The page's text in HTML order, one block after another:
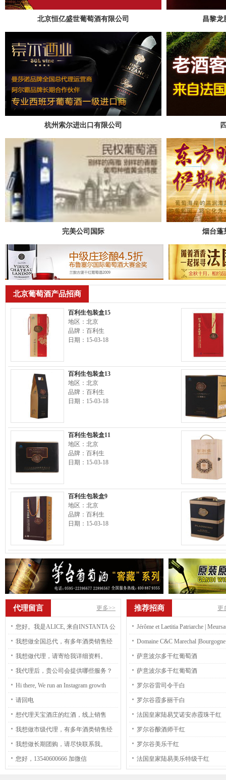
北京恒亿盛世葡萄酒有限公司 昌黎龙
杭州索尔进出口有限公司
完美公司国际 烟台蓬
北京葡萄酒产品招商
百利生包装盒15
地区：北京
品牌：百利生
日期：15-03-18
百利生包装盒13
地区：北京
品牌：百利生
日期：15-03-18
百利生包装盒11
地区：北京
品牌：百利生
日期：15-03-18
百利生包装盒9
地区：北京
品牌：百利生
日期：15-03-18
代理留言 更多>>
您好。我是ALICE, 来自INSTANTA 公
司 我们 公司是越南速溶咖啡工厂，现
在我们主要是帮助客户代加工客户的
私有品牌（OEM），比如是冻干咖
啡，速溶咖啡，三合一咖啡。。。 就
是客户想要什么样的产品，我们就可
以根据客户的要求然后模仿出来。 我
们也可以提供冻干咖啡和浓缩液体的
材料，您需要吗？ Alice (Thom)
Nguyen (Mrs.) Export Sales Specialist at
Instanta Phone +84 225 3916 167/ 8 (Ext.
我想做全国总代，有多年酒类销售经
验，请尽快联系我。
我想做代理，请寄给我详细资料。
我代理后，贵公司会提供哪些服务？
Hi there, We run an Instagram growth
service, which increases your number of
followers both safely and practically. -
Guaranteed: We guarantee to gain you
300-1000+ followers per month. - Real,
human followers: People follow you
because they are interested in your
请回电
想代理天宝酒庄的红酒，线上销售
我想做市级代理，有多年酒类销售经
验，请尽快联系我。
我想做长期团购，请尽快联系我。
您好，13540600666 加微信
推荐招商 更
Jérôme et Laetitia Patriarche |
premier cru blanc Charmes Dessus
Domaine C&C Marechal
D’Or Rouge
萨意波尔多干红葡萄酒
萨意波尔多干红葡萄酒
罗尔谷雷司令干白
罗尔谷霞多丽干白
法国皇家陆易艾诺安赤霞珠干红
罗尔谷酿酒师干红
罗尔谷美乐干红
法国皇家陆易美乐特级干红